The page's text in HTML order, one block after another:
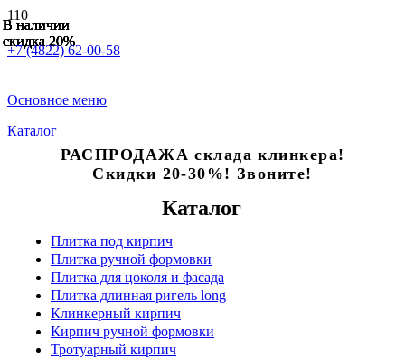
+7 (4822) 62-00-58
Основное меню
Каталог
РАСПРОДАЖА склада клинкера!
Скидки 20-30%! Звоните!
Каталог
Плитка под кирпич
Плитка ручной формовки
Плитка для цоколя и фасада
Плитка длинная ригель long
Клинкерный кирпич
Кирпич ручной формовки
Тротуарный кирпич
В наличии
скидка 20%
В наличии
скидка 20%
В наличии
скидка 20%
В наличии
скидка 20%
В наличии
скидка 20%
В наличии
скидка 20%
В наличии
скидка 20%